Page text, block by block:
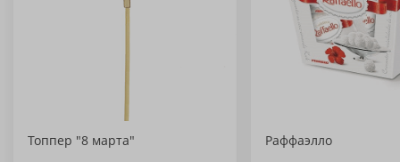
Топпер "8 марта" Раффаэлло